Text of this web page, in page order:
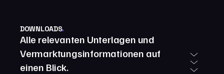
DOWNLOADS.
Alle relevanten Unterlagen und
Vermarktungsinformationen auf
einen Blick.